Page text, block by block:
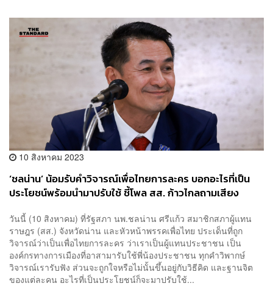
10 สิงหาคม 2023
‘ชลน่าน’ น้อมรับคำวิจารณ์เพื่อไทยการละคร บอกอะไรที่เป็น
ประโยชน์พร้อมนำมาปรับใช้ ชี้โพล สส. ก้าวไกลถามเสียง
วันนี้ (10 สิงหาคม) ที่รัฐสภา นพ.ชลน่าน ศรีแก้ว สมาชิกสภาผู้แทน
ราษฎร (สส.) จังหวัดน่าน และหัวหน้าพรรคเพื่อไทย ประเด็นที่ถูก
วิจารณ์ว่าเป็นเพื่อไทยการละคร ว่าเราเป็นผู้แทนประชาชน เป็น
องค์กรทางการเมืองที่อาสามารับใช้พี่น้องประชาชน ทุกคำวิพากษ์
วิจารณ์เรารับฟัง ส่วนจะถูกใจหรือไม่นั้นขึ้นอยู่กับวิธีคิด และฐานจิต
ของแต่ละคน อะไรที่เป็นประโยชน์ก็จะมาปรับใช้...